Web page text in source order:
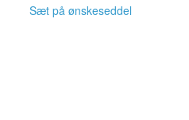
Sæt på ønskeseddel